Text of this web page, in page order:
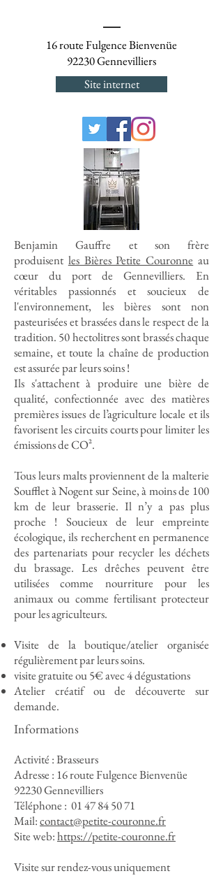
16 route Fulgence Bienvenüe
92230 Gennevilliers
Site internet
Benjamin Gauffre et son frère
produisent les Bières Petite Couronne au
cœur du port de Gennevilliers. En
véritables passionnés et soucieux de
l'environnement, les bières sont non
pasteurisées et brassées dans le respect de la
tradition. 50 hectolitres sont brassés chaque
semaine, et toute la chaîne de production
est assurée par leurs soins !
Ils s'attachent à produire une bière de
qualité, confectionnée avec des matières
premières issues de l’agriculture locale et ils
favorisent les circuits courts pour limiter les
émissions de CO².
Tous leurs malts proviennent de la malterie
Soufflet à Nogent sur Seine, à moins de 100
km de leur brasserie. Il n’y a pas plus
proche ! Soucieux de leur empreinte
écologique, ils recherchent en permanence
des partenariats pour recycler les déchets
du brassage. Les drêches peuvent être
utilisées comme nourriture pour les
animaux ou comme fertilisant protecteur
pour les agriculteurs.
Visite de la boutique/atelier organisée
régulièrement par leurs soins.
visite gratuite ou 5€ avec 4 dégustations
Atelier créatif ou de découverte sur
demande.
Informations
Activité : Brasseurs
Adresse : 16 route Fulgence Bienvenüe
92230 Gennevilliers
Téléphone : 01 47 84 50 71
Mail:contact@petite-couronne.fr
Site web:https://petite-couronne.fr
Visite sur rendez-vous uniquement